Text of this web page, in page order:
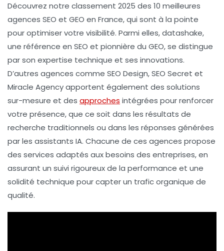
Découvrez notre classement 2025 des 10 meilleures
agences SEO et GEO en France, qui sont à la pointe
pour optimiser votre visibilité. Parmi elles, datashake,
une référence en SEO et pionnière du GEO, se distingue
par son expertise technique et ses innovations.
D’autres agences comme SEO Design,SEO Secret et
Miracle Agencyapportent également des solutions
sur-mesure et des approches intégrées pour renforcer
votre présence, que ce soit dans les résultats de
recherche traditionnels ou dans les réponses générées
par les assistants IA. Chacune de ces agences propose
des services adaptés aux besoins des entreprises, en
assurant un suivi rigoureux de la performance et une
solidité technique pour capter un trafic organique de
qualité.